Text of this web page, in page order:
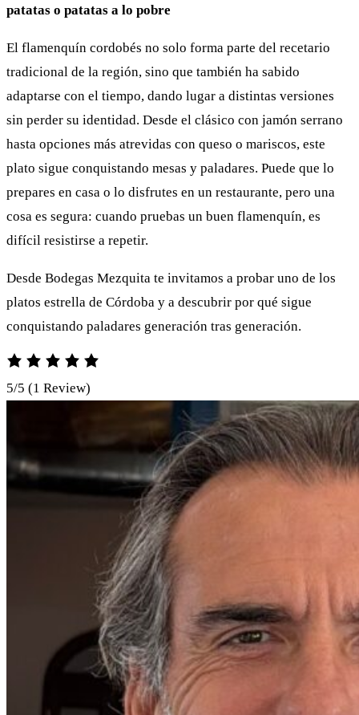
patatas o patatas a lo pobre
El flamenquín cordobés no solo forma parte del recetario
tradicional de la región, sino que también ha sabido
adaptarse con el tiempo, dando lugar a distintas versiones
sin perder su identidad. Desde el clásico con jamón serrano
hasta opciones más atrevidas con queso o mariscos, este
plato sigue conquistando mesas y paladares. Puede que lo
prepares en casa o lo disfrutes en un restaurante, pero una
cosa es segura: cuando pruebas un buen flamenquín, es
difícil resistirse a repetir.
Desde Bodegas Mezquita te invitamos a probar uno de los
platos estrella de Córdoba y a descubrir por qué sigue
conquistando paladares generación tras generación.
5/5 (1 Review)